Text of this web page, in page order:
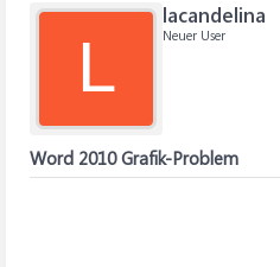
L
lacandelina
Neuer User
Word 2010 Grafik-Problem